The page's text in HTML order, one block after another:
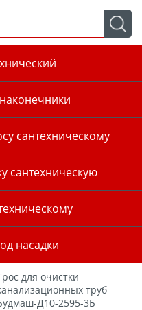
сантехническому
сантехническую
насадки
для очистки
труб
Д10-2595-3Б